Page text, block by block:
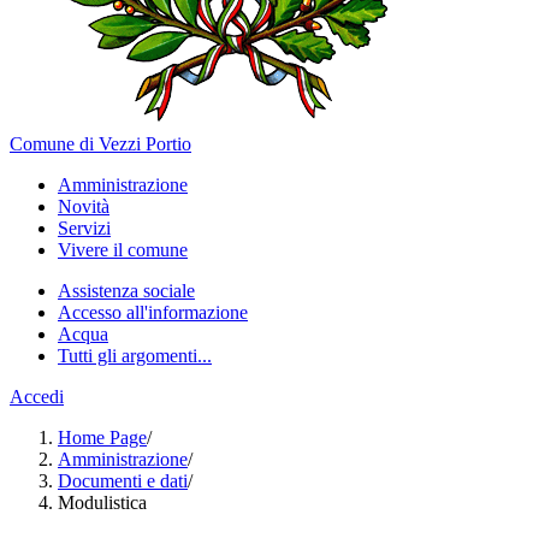
Comune di Vezzi Portio
Amministrazione
Novità
Servizi
Vivere il comune
Assistenza sociale
Accesso all'informazione
Acqua
Tutti gli argomenti...
Accedi
Home Page/
Amministrazione/
Documenti e dati/
Modulistica